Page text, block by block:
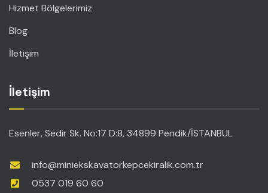
Hizmet Bölgelerimiz
Blog
İletişim
İletişim
Esenler, Sedir Sk. No:17 D:8, 34899 Pendik/İSTANBUL
info@miniekskavatorkepcekiralik.com.tr
0537 019 60 60